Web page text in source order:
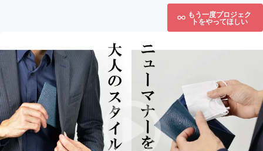
もう一度プロジェク
トをやってほしい